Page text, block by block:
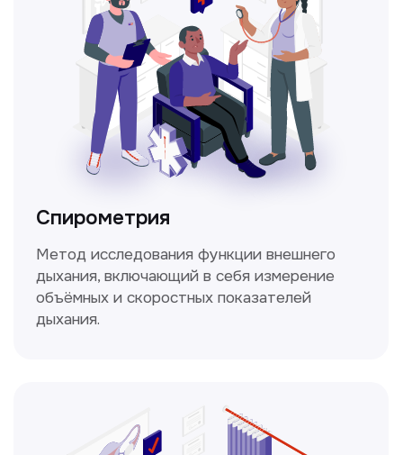
Не нашли нужную
Заполните форму, и мы всё
уточним!